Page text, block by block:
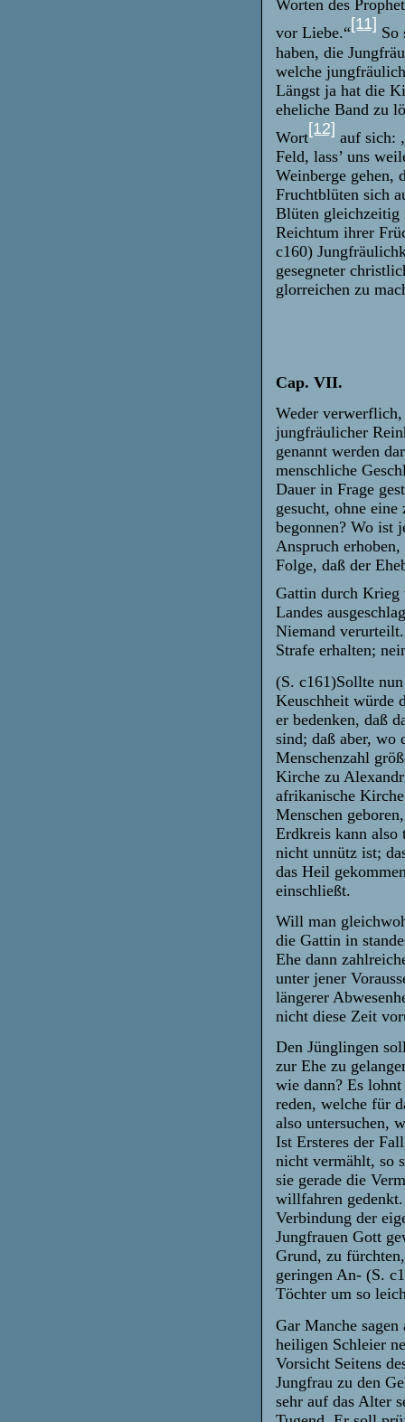
Worten des
vor Liebe.“
[11]
So
haben, die
welche
Längst ja hat die
eheliche Band zu
Wort
[12]
auf sich:
Feld, lass’ uns
Weinberge gehen,
Fruchtblüten sich
Blüten gleichzeitig
Reichtum ihrer
c160)
gesegneter
glorreichen zu
Cap. VII.
Weder verwerflich,
jungfräulicher
genannt werden
menschliche
Dauer in Frage
gesucht, ohne
begonnen? Wo ist
Anspruch
Folge, daß der
Gattin durch
Landes
Niemand
Strafe erhalten;
(S. c161)Sollte
Keuschheit würde
er bedenken, daß
sind; daß aber, wo
Menschenzahl
Kirche zu
afrikanische
Menschen
Erdkreis kann also
nicht unnütz ist;
das Heil
einschließt.
Will man
die Gattin in
Ehe dann
unter jener
längerer
nicht diese Zeit
Den Jünglingen
zur Ehe zu
wie dann? Es
reden, welche für
also untersuchen,
Ist Ersteres der
nicht vermählt, so
sie gerade die
willfahren
Verbindung der
Jungfrauen Gott
Grund, zu
geringen An- (S.
Töchter um so
Gar Manche
heiligen Schleier
Vorsicht Seitens
Jungfrau zu den
sehr auf das Alter